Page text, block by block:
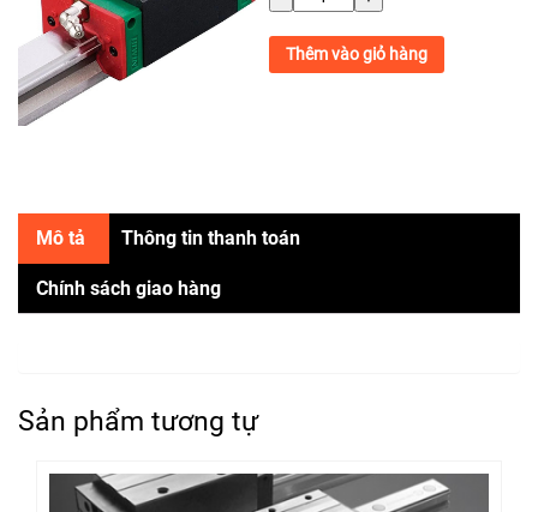
Thêm vào giỏ hàng
Mô tả Thông tin thanh toán
Chính sách giao hàng
Sản phẩm tương tự